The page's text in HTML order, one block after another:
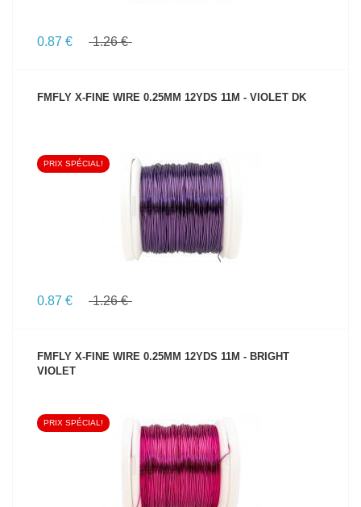
0.87 € 1.26 €
FMFLY X-FINE WIRE 0.25MM 12YDS 11M - VIOLET DK
VOIR LE PRODUIT
PRIX SPÉCIAL!
0.87 € 1.26 €
FMFLY X-FINE WIRE 0.25MM 12YDS 11M - BRIGHT
VIOLET
VOIR LE PRODUIT
PRIX SPÉCIAL!